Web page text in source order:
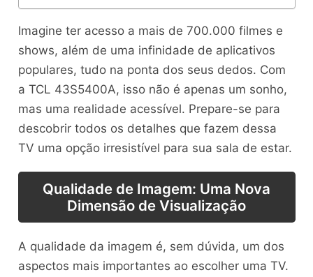
Imagine ter acesso a mais de 700.000 filmes e
shows, além de uma infinidade de aplicativos
populares, tudo na ponta dos seus dedos. Com
a TCL 43S5400A, isso não é apenas um sonho,
mas uma realidade acessível. Prepare-se para
descobrir todos os detalhes que fazem dessa
TV uma opção irresistível para sua sala de estar.
Qualidade de Imagem: Uma Nova
Dimensão de Visualização
A qualidade da imagem é, sem dúvida, um dos
aspectos mais importantes ao escolher uma TV.